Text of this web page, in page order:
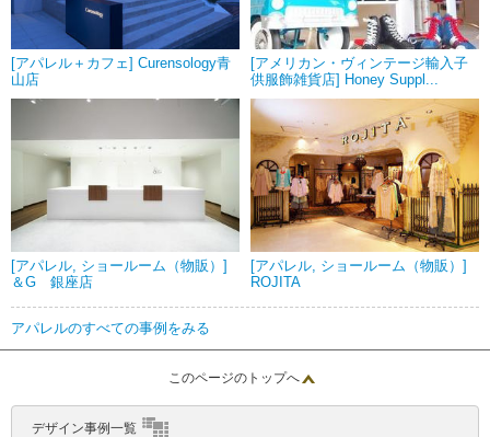
[アパレル＋カフェ] Curensology青
山店
[アメリカン・ヴィンテージ輸入子
供服飾雑貨店] Honey Suppl...
[アパレル, ショールーム（物販）]
＆G 銀座店
[アパレル, ショールーム（物販）]
ROJITA
アパレルのすべての事例をみる
このページのトップへ
デザイン事例一覧